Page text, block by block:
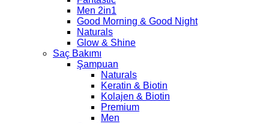
Men 2in1
Good Morning & Good Night
Naturals
Glow & Shine
Saç Bakımı
Şampuan
Naturals
Keratin & Biotin
Kolajen & Biotin
Premium
Men